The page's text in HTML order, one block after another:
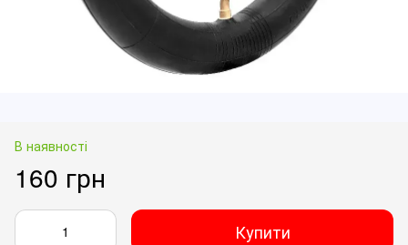
В наявності
160 грн
Купити